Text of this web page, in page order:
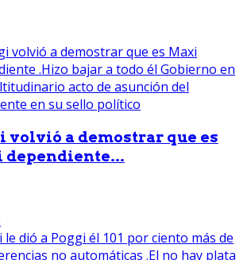
volvió a demostrar que es
dependiente...